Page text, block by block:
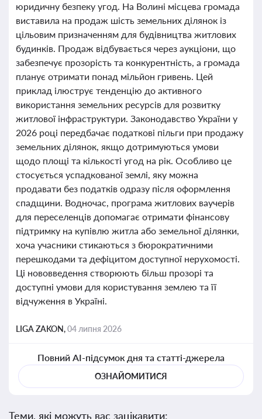
юридичну безпеку угод. На Волині місцева громада
виставила на продаж шість земельних ділянок із
цільовим призначенням для будівництва житлових
будинків. Продаж відбувається через аукціони, що
забезпечує прозорість та конкурентність, а громада
планує отримати понад мільйон гривень. Цей
приклад ілюструє тенденцію до активного
використання земельних ресурсів для розвитку
житлової інфраструктури. Законодавство України у
2026 році передбачає податкові пільги при продажу
земельних ділянок, якщо дотримуються умови
щодо площі та кількості угод на рік. Особливо це
стосується успадкованої землі, яку можна
продавати без податків одразу після оформлення
спадщини. Водночас, програма житлових ваучерів
для переселенців допомагає отримати фінансову
підтримку на купівлю житла або земельної ділянки,
хоча учасники стикаються з бюрократичними
перешкодами та дефіцитом доступної нерухомості.
Ці нововведення створюють більш прозорі та
доступні умови для користування землею та її
відчуження в Україні.
LIGA ZAKON,04 липня 2026
Повний AI-підсумок дня та статті-джерела
ОЗНАЙОМИТИСЯ
Теми, які можуть вас зацікавити: